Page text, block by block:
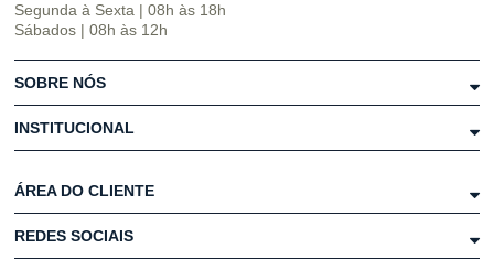
Segunda à Sexta | 08h às 18h
Sábados | 08h às 12h
SOBRE NÓS
INSTITUCIONAL
ÁREA DO CLIENTE
REDES SOCIAIS